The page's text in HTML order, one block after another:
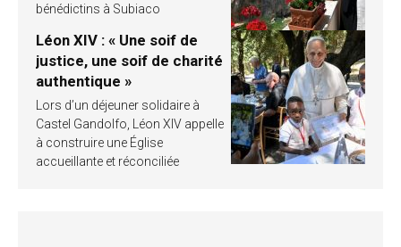
bénédictins à Subiaco
Léon XIV : « Une soif de
justice, une soif de charité
authentique »
Lors d’un déjeuner solidaire à
Castel Gandolfo, Léon XIV appelle
à construire une Église
accueillante et réconciliée